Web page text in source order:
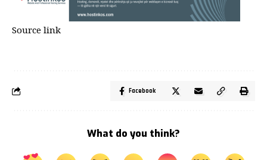
Source link
Facebook
What do you think?